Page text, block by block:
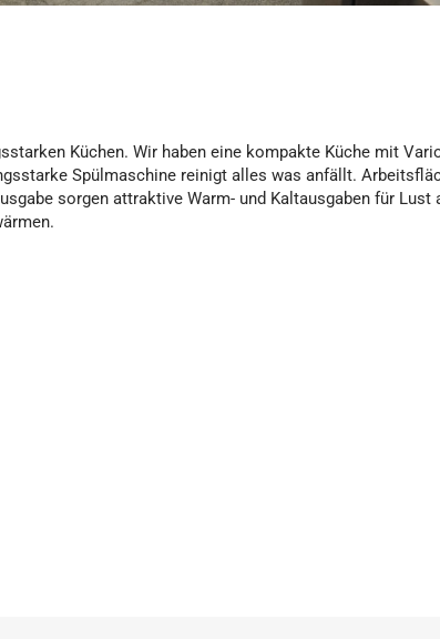
Küchen. Wir haben eine kompakte Küche mit
Spülmaschine reinigt alles was anfällt.
sorgen attraktive Warm- und Kaltausgaben für Lust